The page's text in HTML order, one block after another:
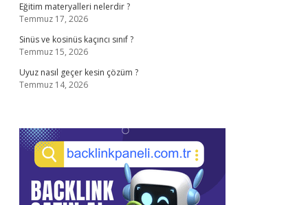
Eğitim materyalleri nelerdir ?
Temmuz 17, 2026
Sinüs ve kosinüs kaçıncı sınıf ?
Temmuz 15, 2026
Uyuz nasıl geçer kesin çözüm ?
Temmuz 14, 2026